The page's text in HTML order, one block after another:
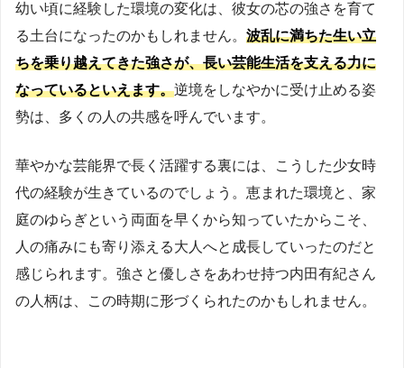
幼い頃に経験した環境の変化は、彼女の芯の強さを育て
る土台になったのかもしれません。 波乱に満ちた生い立
ちを乗り越えてきた強さが、長い芸能生活を支える力に
なっているといえます。逆境をしなやかに受け止める姿
勢は、多くの人の共感を呼んでいます。
華やかな芸能界で長く活躍する裏には、こうした少女時
代の経験が生きているのでしょう。恵まれた環境と、家
庭のゆらぎという両面を早くから知っていたからこそ、
人の痛みにも寄り添える大人へと成長していったのだと
感じられます。強さと優しさをあわせ持つ内田有紀さん
の人柄は、この時期に形づくられたのかもしれません。